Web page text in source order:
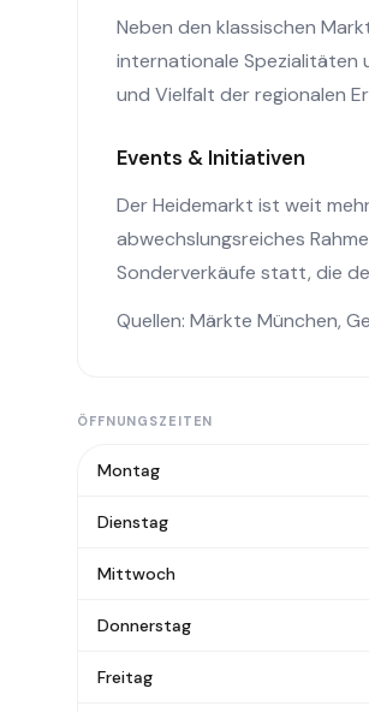
Neben den klassischen
internationale Spezialitäten
und Vielfalt der regionalen
Events & Initiativen
Der Heidemarkt ist weit
abwechslungsreiches
Sonderverkäufe statt, die
Quellen: Märkte München,
ÖFFNUNGSZEITEN
Montag
Dienstag
Mittwoch
Donnerstag
Freitag